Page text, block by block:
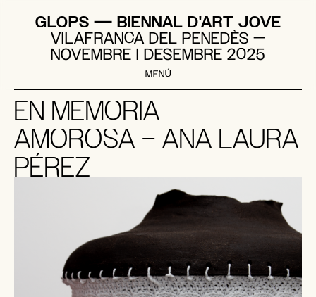
GLOPS ― BIENNAL D'ART JOVE
VILAFRANCA DEL PENEDÈS —
NOVEMBRE I DESEMBRE 2025
MENÚ
EN MEMORIA
AMOROSA – ANA LAURA
PÉREZ